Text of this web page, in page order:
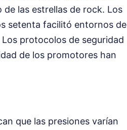
las estrellas de rock. Los
setenta facilitó entornos de
protocolos de seguridad
de los promotores han
que las presiones varían